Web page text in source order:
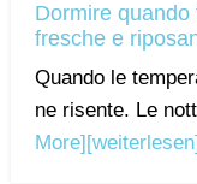
Dormire
fresche e
Quando le
ne risente. Le
More]